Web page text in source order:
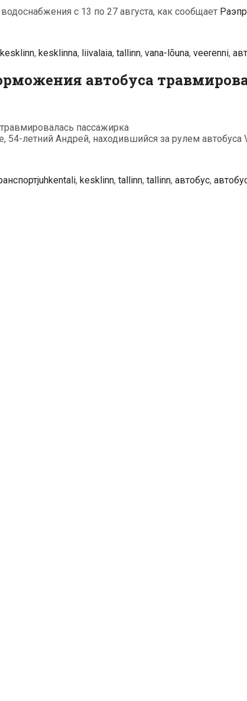
с 13 по 27 августа, как сообщает
Метки
kesklinn, kesklinna, liivalaia, tallinn, vana-lõuna, veerenni,
автобуса
пассажирка
54-летний Андрей, находившийся за рулем
Метки
juhkentali, kesklinn, tallinn, tallinn, автобус,